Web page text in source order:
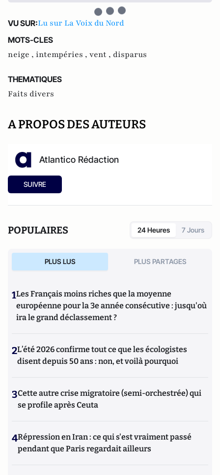
VU SUR:Lu sur La Voix du Nord
MOTS-CLES
neige , intempéries , vent , disparus
THEMATIQUES
Faits divers
A PROPOS DES AUTEURS
Atlantico Rédaction
SUIVRE
POPULAIRES 24 Heures 7 Jours
PLUS LUS PLUS PARTAGES
1Les Français moins riches que la moyenne
européenne pour la 3e année consécutive : jusqu'où
ira le grand déclassement ?
2L’été 2026 confirme tout ce que les écologistes
disent depuis 50 ans : non, et voilà pourquoi
3Cette autre crise migratoire (semi-orchestrée) qui
se profile après Ceuta
4Répression en Iran : ce qui s'est vraiment passé
pendant que Paris regardait ailleurs